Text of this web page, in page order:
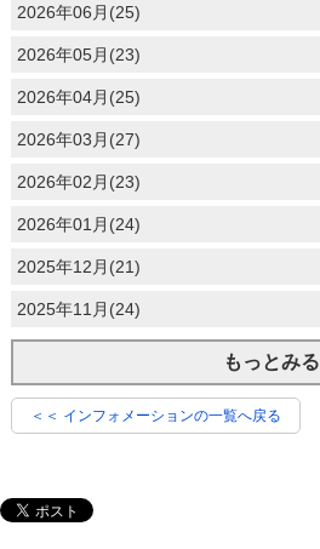
2026年06月(25)
2026年05月(23)
2026年04月(25)
2026年03月(27)
2026年02月(23)
2026年01月(24)
2025年12月(21)
2025年11月(24)
もっとみる
＜＜ インフォメーションの一覧へ戻る